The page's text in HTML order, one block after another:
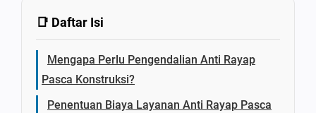
📑 Daftar Isi
Mengapa Perlu Pengendalian Anti Rayap
Pasca Konstruksi?
Penentuan Biaya Layanan Anti Rayap Pasca